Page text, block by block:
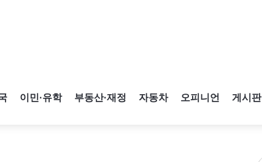
이민·유학 부동산·재정 자동차 오피니언 게시판